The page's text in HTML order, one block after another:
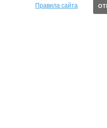
Правила сайта